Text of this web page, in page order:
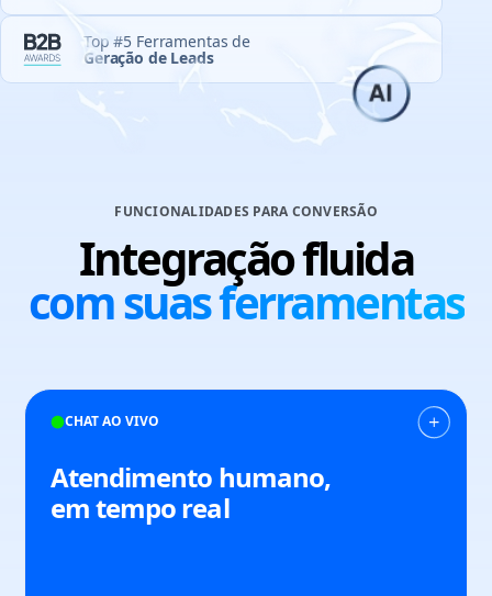
Top #5 Ferramentas de
Geração de Leads
FUNCIONALIDADES PARA CONVERSÃO
Integração fluida
com suas ferramentas
CHAT AO VIVO
Atendimento humano,
em tempo real